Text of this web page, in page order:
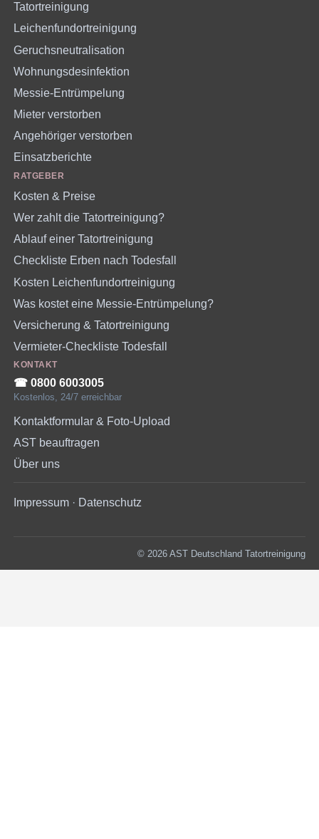
Tatortreinigung
Leichenfundortreinigung
Geruchsneutralisation
Wohnungsdesinfektion
Messie-Entrümpelung
Mieter verstorben
Angehöriger verstorben
Einsatzberichte
RATGEBER
Kosten & Preise
Wer zahlt die Tatortreinigung?
Ablauf einer Tatortreinigung
Checkliste Erben nach Todesfall
Kosten Leichenfundortreinigung
Was kostet eine Messie-Entrümpelung?
Versicherung & Tatortreinigung
Vermieter-Checkliste Todesfall
KONTAKT
☎︎ 0800 6003005
Kostenlos, 24/7 erreichbar
Kontaktformular & Foto-Upload
AST beauftragen
Über uns
Impressum · Datenschutz
© 2026 AST Deutschland Tatortreinigung